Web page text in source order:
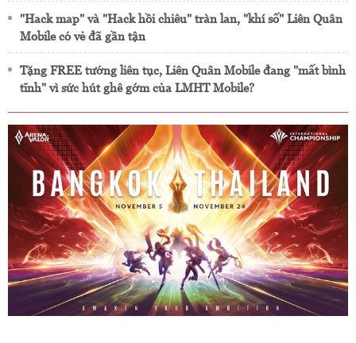
"Hack map" và "Hack hồi chiêu" tràn lan, "khí số" Liên Quân
Mobile có vẻ đã gần tận
Tặng FREE tướng liên tục, Liên Quân Mobile đang "mất bình
tĩnh" vì sức hút ghê gớm của LMHT Mobile?